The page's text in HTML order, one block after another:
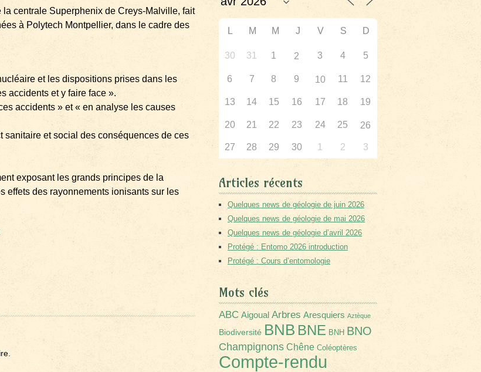
la centrale Superphenix de Creys-Malville, fait
à Polytech Montpellier, dans le cadre des
et les dispositions prises dans les
accidents et y faire face ».
accidents » et « en analyse les causes
et social des conséquences de ces
exposant les grands principes de la
effets des rayonnements ionisants sur les
L M M J V S D
30 31 1 2 3 4 5
6 7 8 9 10 11 12
13 14 15 16 17 18 19
20 21 22 23 24 25 26
27 28 29 30 1 2 3
Articles récents
Quelques news de géologie de juin 2026
Quelques news de géologie de mai 2026
Quelques news de géologie d’avril 2026
Protégé : Entomo 2026 introduction
Protégé : Cours d’entomologie
Mots clés
ABC Aigoual Arbres Aresquiers Aztèque
Biodiversité BNB BNE BNH BNO
Champignons Chêne Coléoptères
Compte-rendu